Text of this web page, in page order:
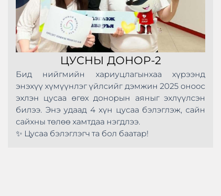
ЦУСНЫ ДОНОР-2
Бид нийгмийн хариуцлагынхаа хүрээнд
энэхүү хүмүүнлэг үйлсийг дэмжин 2025 оноос
эхлэн цусаа өгөх донорын аяныг эхлүүлсэн
билээ. Энэ удаад 4 хүн цусаа бэлэглэж, сайн
сайхны төлөө хамтдаа нэгдлээ.
✨ Цусаа бэлэглэгч та бол баатар!